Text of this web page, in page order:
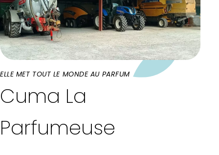
ELLE MET TOUT LE MONDE AU PARFUM
Cuma La
Parfumeuse